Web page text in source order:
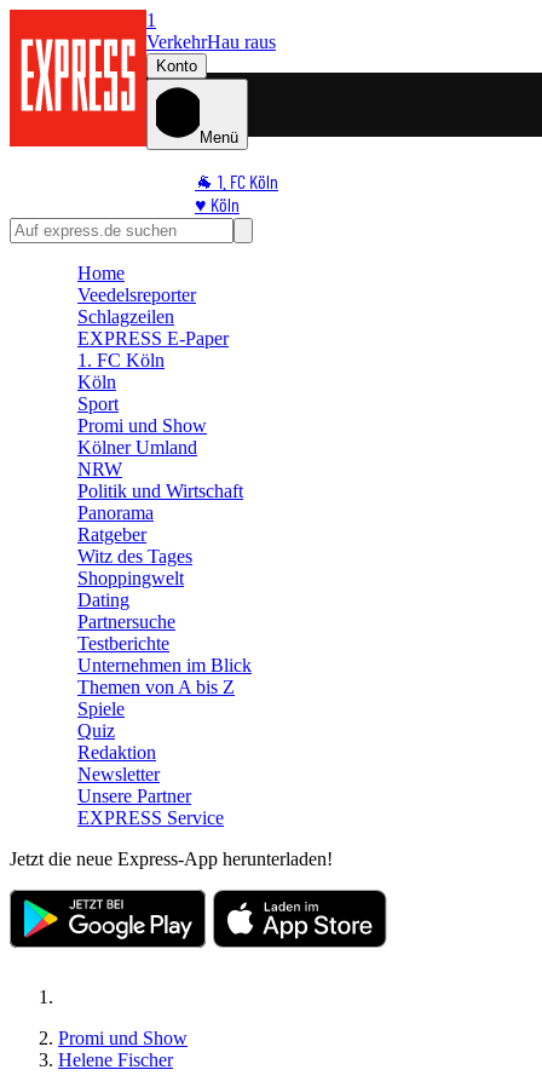
1
VerkehrHau raus
Konto
Menü
🐐 1. FC Köln
♥️ Köln
⭐ Promi
🛒 Shoppingwelt
Home
Veedelsreporter
Schlagzeilen
EXPRESS E-Paper
1. FC Köln
Köln
Sport
Promi und Show
Kölner Umland
NRW
Politik und Wirtschaft
Panorama
Ratgeber
Witz des Tages
Shoppingwelt
Dating
Partnersuche
Testberichte
Unternehmen im Blick
Themen von A bis Z
Spiele
Quiz
Redaktion
Newsletter
Unsere Partner
EXPRESS Service
Jetzt die neue Express-App herunterladen!
Promi und Show
Helene Fischer